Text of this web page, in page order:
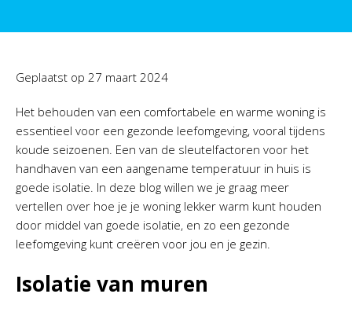
Geplaatst op 27 maart 2024
Het behouden van een comfortabele en warme woning is
essentieel voor een gezonde leefomgeving, vooral tijdens
koude seizoenen. Een van de sleutelfactoren voor het
handhaven van een aangename temperatuur in huis is
goede isolatie. In deze blog willen we je graag meer
vertellen over hoe je je woning lekker warm kunt houden
door middel van goede isolatie, en zo een gezonde
leefomgeving kunt creëren voor jou en je gezin.
Isolatie van muren